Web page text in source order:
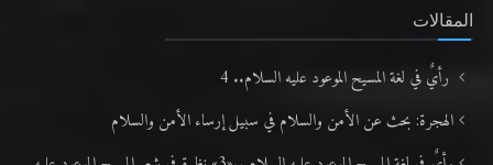
رأيٌ في لغة المسيح الموعود عليه السلام.. 4
الهجرة: بحث عن الأمن والسلام في سبيل إرساء الأمن والسلام
رأيٌ في لغة المسيح الموعود عليه السلام ..«3» نظرة في شعر المسيح الموعود عليه
السلام..